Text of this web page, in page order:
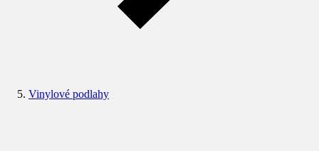
Vinylové podlahy